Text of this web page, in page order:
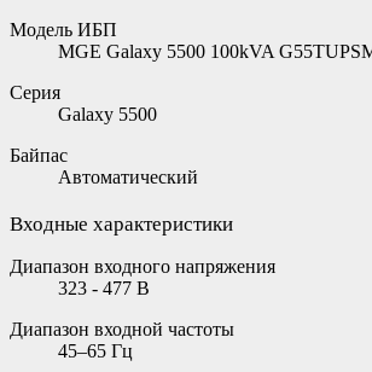
Модель ИБП
MGE Galaxy 5500 100kVA
Серия
Galaxy 5500
Байпас
Автоматический
Входные характеристики
Диапазон входного напряжения
323 - 477 В
Диапазон входной частоты
45–65 Гц